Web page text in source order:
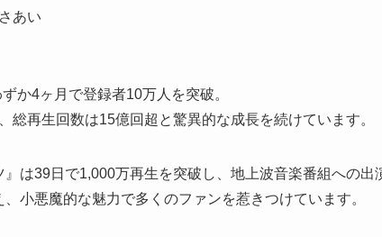
あい
か4ヶ月で登録者10万人を突破。
総再生回数は15億回超と驚異的な成長を続けています。
は39日で1,000万再生を突破し、地上波音楽番組への出
小悪魔的な魅力で多くのファンを惹きつけています。